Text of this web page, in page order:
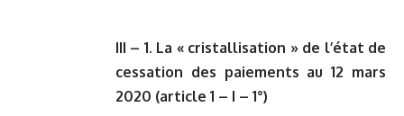
III – 1. La « cristallisation » de l’état de
cessation des paiements au 12 mars
2020 (article 1 – I – 1°)